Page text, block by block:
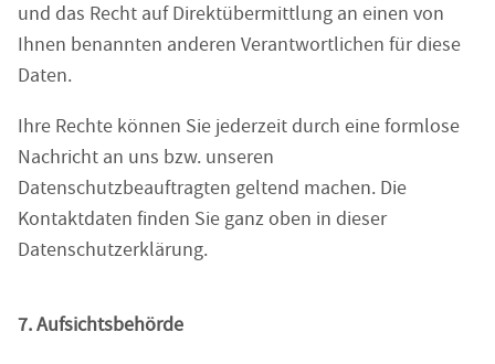
und das Recht auf Direktübermittlung an einen von
Ihnen benannten anderen Verantwortlichen für diese
Daten.
Ihre Rechte können Sie jederzeit durch eine formlose
Nachricht an uns bzw. unseren
Datenschutzbeauftragten geltend machen. Die
Kontaktdaten finden Sie ganz oben in dieser
Datenschutzerklärung.
7. Aufsichtsbehörde